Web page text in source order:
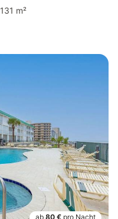
131 m²
ab 80 € pro Nacht